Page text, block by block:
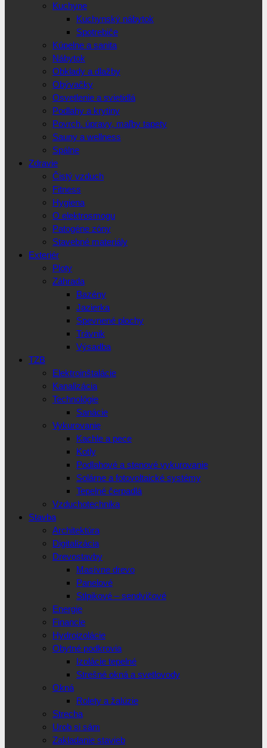
Kuchyne
Kuchynský nábytok
Spotrebiče
Kúpelne a sanita
Nábytok
Obklady a dlažby
Obývačky
Osvetlenie a svietidlá
Podlahy a krytiny
Povrch. úpravy, maľby tapety
Sauny a wellness
Spálne
Zdravie
Čistý vzduch
Fitness
Hygiena
O elektrosmogu
Patogéne zóny
Stavebné materiály
Exteriér
Ploty
Záhrada
Bazény
Jazierka
Spevnené plochy
Trávnik
Výsadba
TZB
Elektroinštalácie
Kanalizácia
Technológie
Sanácie
Vykurovanie
Kachle a pece
Kotly
Podlahové a stenové vykurovanie
Solárne a fotovoltaické systémy
Tepelné čerpadlá
Vzduchotechnika
Stavba
Architektúra
Digitalizácia
Drevostavby
Masívne drevo
Panelové
Stlpikové – sendvičové
Energie
Financie
Hydroizolácie
Obytné podkrovia
Izolácie tepelné
Strešné okná a svetlovody
Okná
Rolety a žalúzie
Strecha
Urob si sám
Zakladanie stavieb